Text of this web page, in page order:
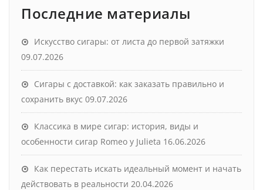
Последние материалы
Искусство сигары: от листа до первой затяжки
09.07.2026
Сигары с доставкой: как заказать правильно и
сохранить вкус 09.07.2026
Классика в мире сигар: история, виды и
особенности сигар Romeo y Julieta 16.06.2026
Как перестать искать идеальный момент и начать
действовать в реальности 20.04.2026